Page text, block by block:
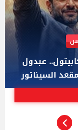
يواجه "هايلي
ميشيجان